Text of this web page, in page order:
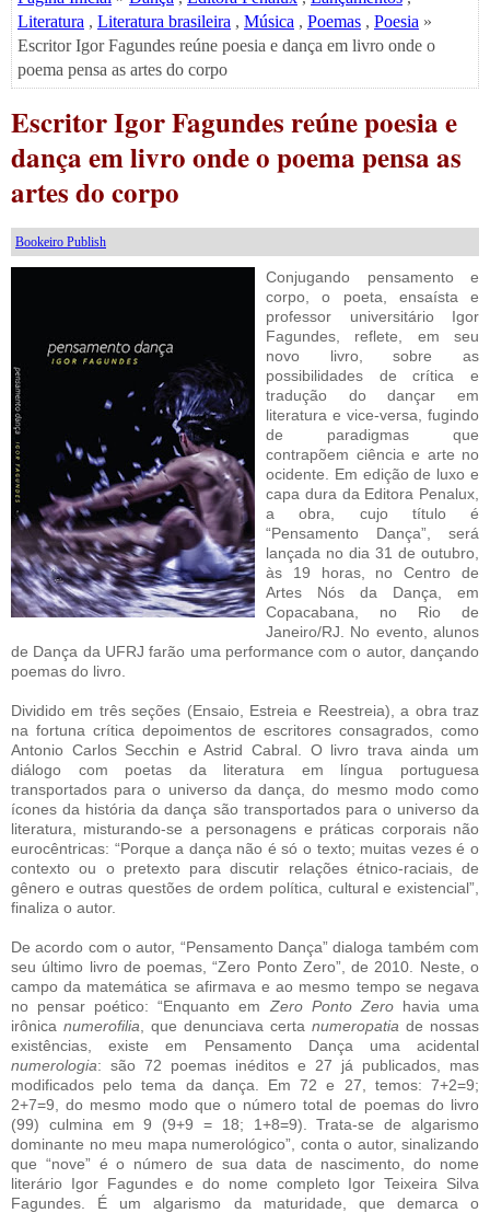
Literatura , Literatura brasileira , Música , Poemas , Poesia »
Escritor Igor Fagundes reúne poesia e dança em livro onde o
poema pensa as artes do corpo
Escritor Igor Fagundes reúne poesia e
dança em livro onde o poema pensa as
artes do corpo
Bookeiro Publish
Conjugando pensamento e
corpo, o poeta, ensaísta e
professor universitário Igor
Fagundes, reflete, em seu
novo livro, sobre as
possibilidades de crítica e
tradução do dançar em
literatura e vice-versa, fugindo
de paradigmas que
contrapõem ciência e arte no
ocidente. Em edição de luxo e
capa dura da Editora Penalux,
a obra, cujo título é
“Pensamento Dança”, será
lançada no dia 31 de outubro,
às 19 horas, no Centro de
Artes Nós da Dança, em
Copacabana, no Rio de
Janeiro/RJ. No evento, alunos
de Dança da UFRJ farão uma performance com o autor, dançando
poemas do livro.
Dividido em três seções (Ensaio, Estreia e Reestreia), a obra traz
na fortuna crítica depoimentos de escritores consagrados, como
Antonio Carlos Secchin e Astrid Cabral. O livro trava ainda um
diálogo com poetas da literatura em língua portuguesa
transportados para o universo da dança, do mesmo modo como
ícones da história da dança são transportados para o universo da
literatura, misturando-se a personagens e práticas corporais não
eurocêntricas: “Porque a dança não é só o texto; muitas vezes é o
contexto ou o pretexto para discutir relações étnico-raciais, de
gênero e outras questões de ordem política, cultural e existencial”,
finaliza o autor.
De acordo com o autor, “Pensamento Dança” dialoga também com
seu último livro de poemas, “Zero Ponto Zero”, de 2010. Neste, o
campo da matemática se afirmava e ao mesmo tempo se negava
no pensar poético: “Enquanto em Zero Ponto Zerohavia uma
irônica numerofilia , que denunciava certa numeropatia de nossas
existências, existe em Pensamento Dança uma acidental
numerologia: são 72 poemas inéditos e 27 já publicados, mas
modificados pelo tema da dança. Em 72 e 27, temos: 7+2=9;
2+7=9, do mesmo modo que o número total de poemas do livro
(99) culmina em 9 (9+9 = 18; 1+8=9). Trata-se de algarismo
dominante no meu mapa numerológico”, conta o autor, sinalizando
que “nove” é o número de sua data de nascimento, do nome
literário Igor Fagundes e do nome completo Igor Teixeira Silva
Fagundes. É um algarismo da maturidade, que demarca o